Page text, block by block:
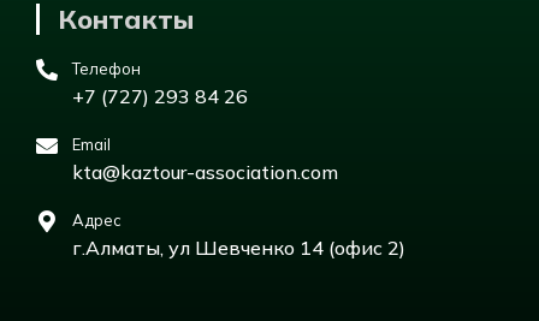
Контакты
Телефон
+7 (727) 293 84 26
Email
kta@kaztour-association.com
Адрес
г.Алматы, ул Шевченко 14 (офис 2)